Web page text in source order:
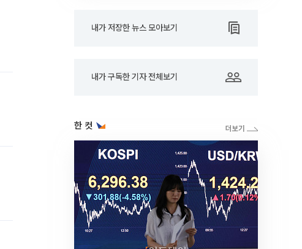
내가 저장한 뉴스 모아보기
내가 구독한 기자 전체보기
한 컷